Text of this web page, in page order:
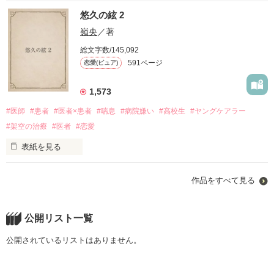
初めて小説を書いてみました。
絃の成長をぜひ、見届けて頂きたいです。
作中に使われている医療用語等はドラマや映画などから引っ張
ってきたものです。ご了承ください。
pixivでも投稿しています。pixivの方が投稿は早いかもしれませ
ん。
続編、｢悠久の絃 2｣を執筆中です。ぜひ！
悠久の絃 2
嶺央 ／著
総文字数/145,092
恋愛(ピュア) 591ページ
1,573
#医師 #患者 #医者×患者 #喘息 #病院嫌い #高校生
#ヤングケアラー
#架空の治療
#医者 #恋愛
表紙を見る
赤城 悠 ｱｶｷﾞﾕｳ  小児科医 26
作品をすべて見る
公開リスト一覧
公開されているリストはありません。